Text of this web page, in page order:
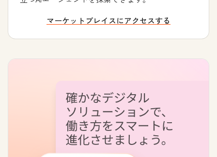
マーケットプレイスにアクセスする